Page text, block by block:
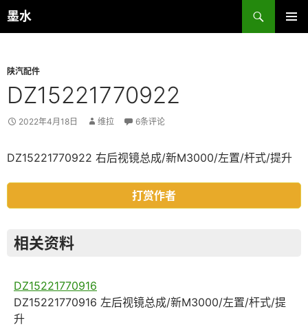
跳
至
墨水
搜
索
陕汽配件
DZ15221770922
2022年4月18日 维拉 6条评论
DZ15221770922 右后视镜总成/新M3000/左置/杆式/提升
打赏作者
相关资料
DZ15221770916
DZ15221770916 左后视镜总成/新M3000/左置/杆式/提
升